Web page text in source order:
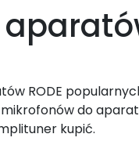
RODE
do
kupić.